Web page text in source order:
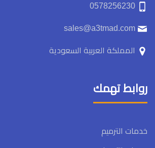
المملكة العربية السعودية
روابط تهمك
خدمات الترميم